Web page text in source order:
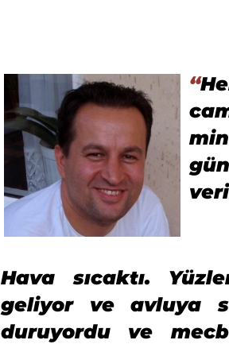
“
Hava sıcaktı.
geliyor ve avluya
duruyordu ve